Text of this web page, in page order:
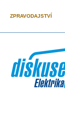
ZPRAVODAJSTVÍ